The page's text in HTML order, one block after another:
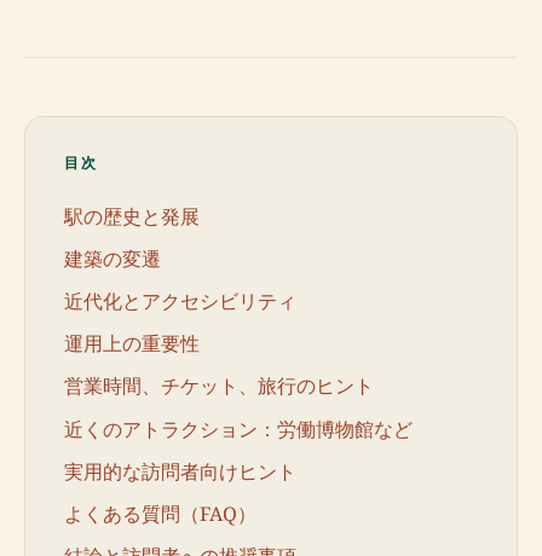
目次
駅の歴史と発展
建築の変遷
近代化とアクセシビリティ
運用上の重要性
営業時間、チケット、旅行のヒント
近くのアトラクション：労働博物館など
実用的な訪問者向けヒント
よくある質問（FAQ）